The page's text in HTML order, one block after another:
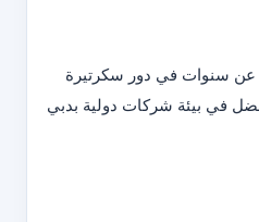
عن سنوات في دور سكرتيرة
في بيئة شركات دولية بدبي